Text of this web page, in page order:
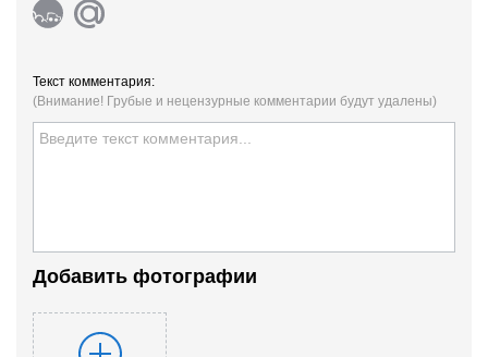
Текст комментария:
(Внимание! Грубые и нецензурные комментарии будут удалены)
Добавить фотографии